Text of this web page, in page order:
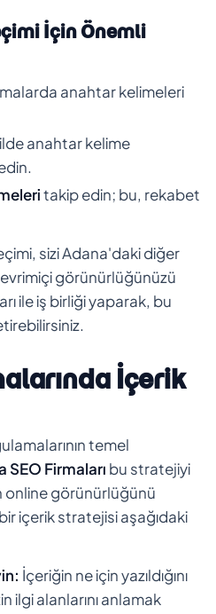
İçin Önemli
anahtar kelimeleri
anahtar kelime
takip edin; bu, rekabet
sizi Adana'daki diğer
görünürlüğünüzü
ile iş birliği yaparak, bu
İçerik
temel
SEO Firmaları bu stratejiyi
görünürlüğünü
içerik stratejisi aşağıdaki
İçeriğin ne için yazıldığını
ilgi alanlarını anlamak